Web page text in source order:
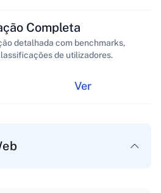
Completa
detalhada com benchmarks,
de utilizadores.
Ver